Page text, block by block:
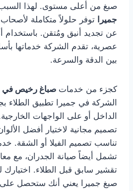
صبغ من أعلى مستوى. لهذا
جميرا
توفر حلولاً متكاملة
عن تجديد أنيق ومُتقن. باستخدام
عصرية، تقدم الشركة خدماتها
بين الدقة والسرعة.
كجزء من خدمات صباغ رخيص في
الشركة في جميرا تطبيق الطلاء
الداخل أو على الواجهات
تصميم مجانية لاختيار أفضل
تناسب تصميم الفيلا أو الشقة.
تشمل أيضاً صيانة الجدران، مع
تقشير سابق قبل الطلاء.
صبغ جميرا يعني أنك ستحصل على